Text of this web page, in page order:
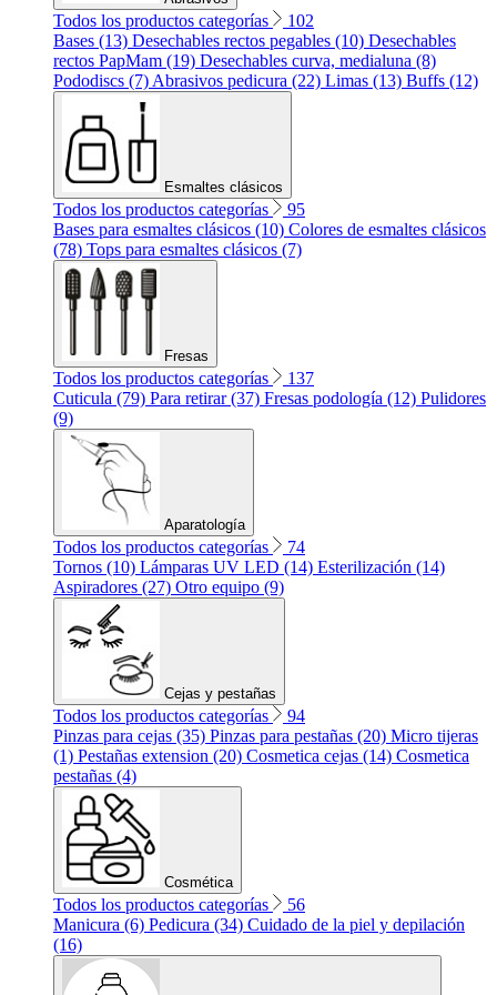
Todos los productos categorías
102
Bases (13) Desechables rectos pegables (10) Desechables
rectos PapMam (19) Desechables curva, medialuna (8)
Pododiscs (7) Abrasivos pedicura (22) Limas (13) Buffs (12)
Esmaltes clásicos
Todos los productos categorías
95
Bases para esmaltes clásicos (10) Colores de esmaltes clásicos
(78) Tops para esmaltes clásicos (7)
Fresas
Todos los productos categorías
137
Cuticula (79) Para retirar (37) Fresas podología (12) Pulidores
(9)
Aparatología
Todos los productos categorías
74
Tornos (10) Lámparas UV LED (14) Esterilización (14)
Aspiradores (27) Otro equipo (9)
Cejas y pestañas
Todos los productos categorías
94
Pinzas para cejas (35) Pinzas para pestañas (20) Micro tijeras
(1) Pestañas extension (20) Cosmetica cejas (14) Cosmetica
pestañas (4)
Cosmética
Todos los productos categorías
56
Manicura (6) Pedicura (34) Cuidado de la piel y depilación
(16)